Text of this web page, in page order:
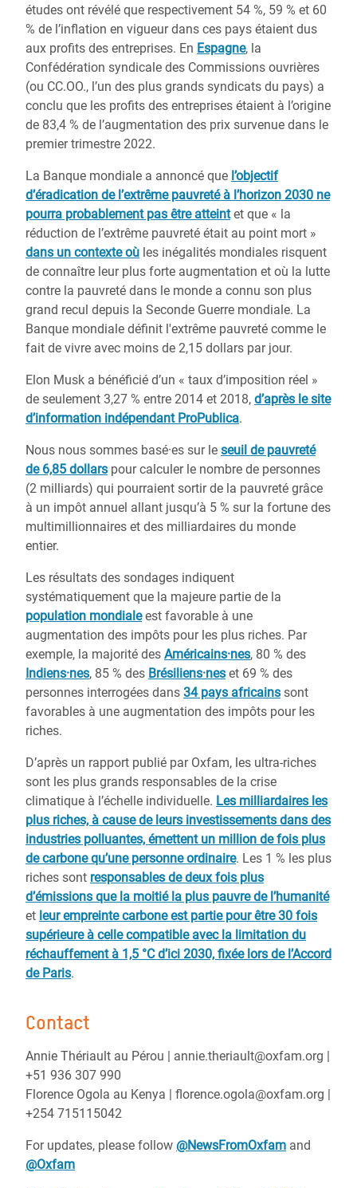
études ont révélé que respectivement 54 %, 59 % et 60
% de l’inflation en vigueur dans ces pays étaient dus
aux profits des entreprises. En Espagne, la
Confédération syndicale des Commissions ouvrières
(ou CC.OO., l’un des plus grands syndicats du pays) a
conclu que les profits des entreprises étaient à l’origine
de 83,4 % de l’augmentation des prix survenue dans le
premier trimestre 2022.
La Banque mondiale a annoncé que l’objectif
d’éradication de l’extrême pauvreté à l’horizon 2030 ne
pourra probablement pas être atteintet que « la
réduction de l’extrême pauvreté était au point mort »
dans un contexte où les inégalités mondiales risquent
de connaître leur plus forte augmentation et où la lutte
contre la pauvreté dans le monde a connu son plus
grand recul depuis la Seconde Guerre mondiale. La
Banque mondiale définit l'extrême pauvreté comme le
fait de vivre avec moins de 2,15 dollars par jour.
Elon Musk a bénéficié d’un « taux d’imposition réel »
de seulement 3,27 % entre 2014 et 2018, d’après le site
d’information indépendant ProPublica.
Nous nous sommes basé·es sur le seuil de pauvreté
de 6,85 dollars pour calculer le nombre de personnes
(2 milliards) qui pourraient sortir de la pauvreté grâce
à un impôt annuel allant jusqu’à 5 % sur la fortune des
multimillionnaires et des milliardaires du monde
entier.
Les résultats des sondages indiquent
systématiquement que la majeure partie de la
population mondialeest favorable à une
augmentation des impôts pour les plus riches. Par
exemple, la majorité des Américains·nes, 80 % des
Indiens·nes, 85 % des Brésiliens·nes et 69 % des
personnes interrogées dans 34 pays africains sont
favorables à une augmentation des impôts pour les
riches.
D’après un rapport publié par Oxfam, les ultra-riches
sont les plus grands responsables de la crise
climatique à l’échelle individuelle. Les milliardaires les
plus riches, à cause de leurs investissements dans des
industries polluantes, émettent un million de fois plus
de carbone qu’une personne ordinaire. Les 1 % les plus
riches sont responsables de deux fois plus
d’émissions que la moitié la plus pauvre de l’humanité
et leur empreinte carbone est partie pour être 30 fois
supérieure à celle compatible avec la limitation du
réchauffement à 1,5 °C d’ici 2030, fixée lors de l’Accord
de Paris.
Contact
Annie Thériault au Pérou | annie.theriault@oxfam.org |
+51 936 307 990
Florence Ogola au Kenya | florence.ogola@oxfam.org |
+254 715115042
For updates, please follow @NewsFromOxfam and
@Oxfam